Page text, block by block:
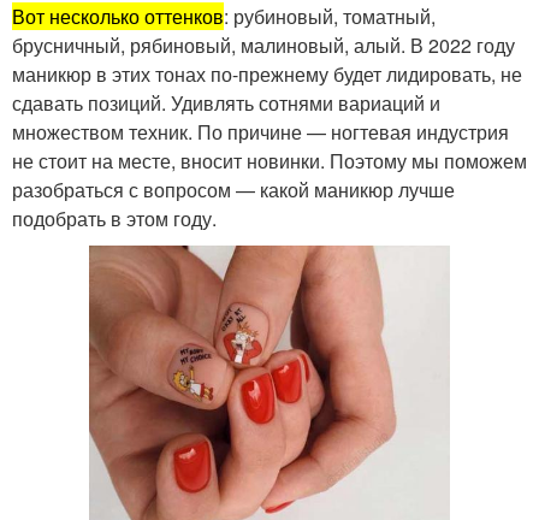
Вот несколько оттенков: рубиновый, томатный,
брусничный, рябиновый, малиновый, алый. В 2022 году
маникюр в этих тонах по-прежнему будет лидировать, не
сдавать позиций. Удивлять сотнями вариаций и
множеством техник. По причине — ногтевая индустрия
не стоит на месте, вносит новинки. Поэтому мы поможем
разобраться с вопросом — какой маникюр лучше
подобрать в этом году.